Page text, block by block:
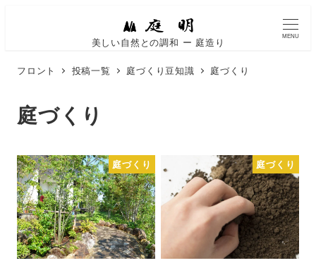
美しい自然との調和 ー 庭造り MENU
フロント 投稿一覧 庭づくり豆知識 庭づくり
庭づくり
庭づくり 庭づくり